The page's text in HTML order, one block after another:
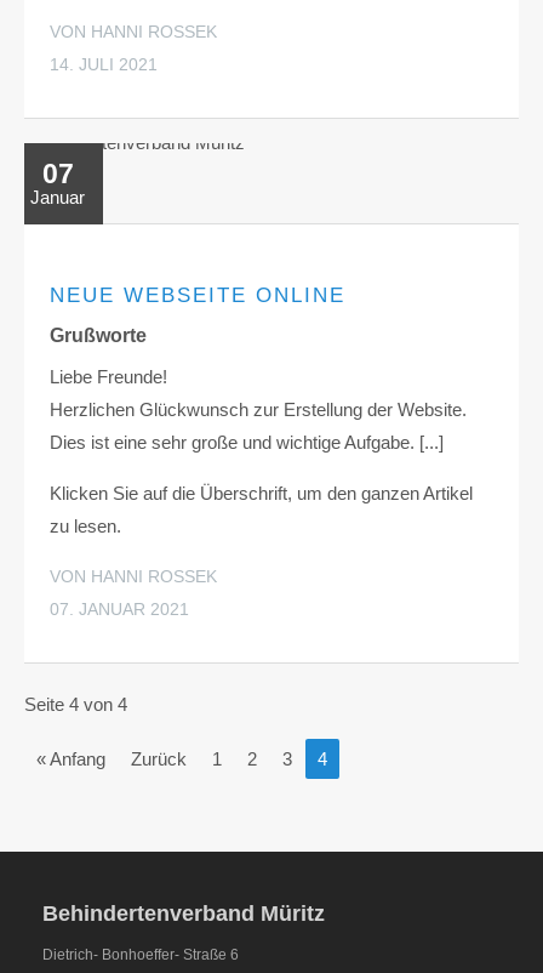
VON HANNI ROSSEK
14. JULI 2021
07
Januar
NEUE WEBSEITE ONLINE
Grußworte
Liebe Freunde!
Herzlichen Glückwunsch zur Erstellung der Website.
Dies ist eine sehr große und wichtige Aufgabe. [...]
Klicken Sie auf die Überschrift, um den ganzen Artikel
zu lesen.
VON HANNI ROSSEK
07. JANUAR 2021
Seite 4 von 4
« Anfang Zurück 1 2 3 4
Behindertenverband Müritz
Dietrich- Bonhoeffer- Straße 6